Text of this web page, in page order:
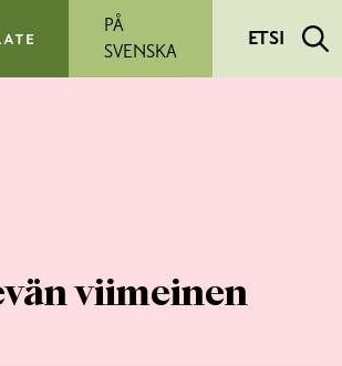
PÅ
SVENSKA
ETSI
viimeinen